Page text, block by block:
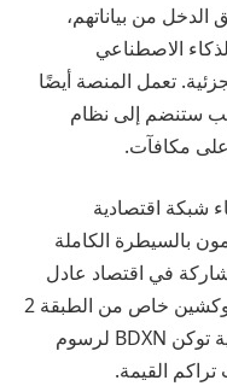
من بياناتهم،
الاصطناعي
تعمل المنصة أيضًا
ستنضم إلى نظام
مكافآت.
شبكة اقتصادية
بالسيطرة الكاملة
في اقتصاد عادل
وشفاف. يشمل ذلك تطوير محتمل لبلوكشين خاص من الطبقة 2
حيث تتطلب جميع التفاعلات الاقتصادية توكن BDXN لرسوم
تراكم القيمة.